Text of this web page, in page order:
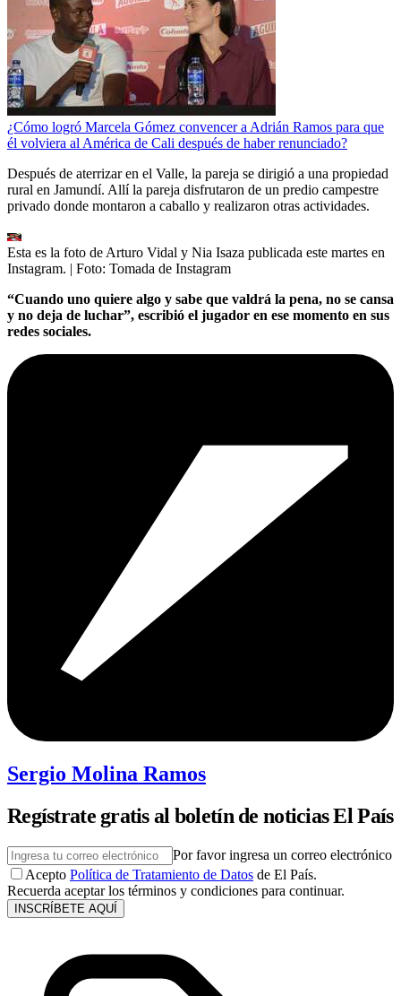
¿Cómo logró Marcela Gómez convencer a Adrián Ramos para que
él volviera al América de Cali después de haber renunciado?
Después de aterrizar en el Valle, la pareja se dirigió a una propiedad
rural en Jamundí. Allí la pareja disfrutaron de un predio campestre
privado donde montaron a caballo y realizaron otras actividades.
Esta es la foto de Arturo Vidal y Nia Isaza publicada este martes en
Instagram. | Foto: Tomada de Instagram
“Cuando uno quiere algo y sabe que valdrá la pena, no se cansa
y no deja de luchar”, escribió el jugador en ese momento en sus
redes sociales.
Sergio Molina Ramos
Regístrate gratis al boletín de noticias El País
Por favor ingresa un correo electrónico
Acepto Política de Tratamiento de Datos de El País.
Recuerda aceptar los términos y condiciones para continuar.
INSCRÍBETE AQUÍ